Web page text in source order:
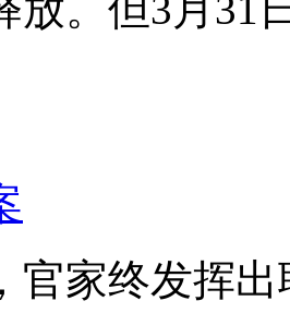
官家终发挥